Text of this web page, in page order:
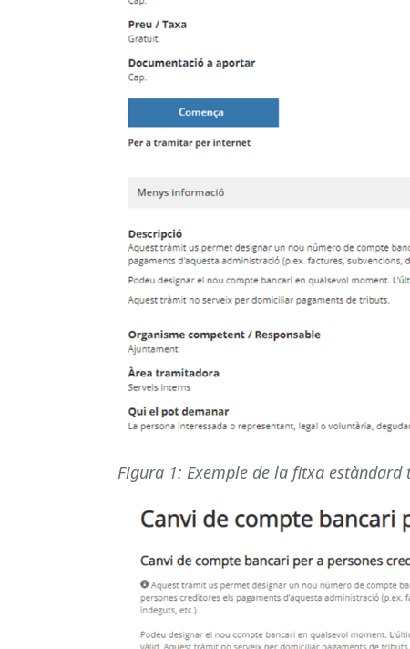
Figura 1: Exemple de la fitxa